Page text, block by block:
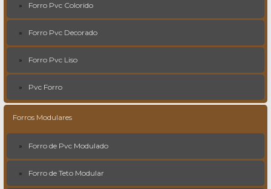
Forro Pvc Colorido
Forro Pvc Decorado
Forro Pvc Liso
Pvc Forro
Forros Modulares
Forro de Pvc Modulado
Forro de Teto Modular